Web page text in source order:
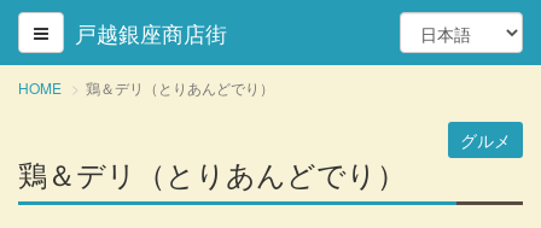
戸越銀座商店街
HOME 鶏＆デリ（とりあんどでり）
グルメ
鶏＆デリ（とりあんどでり）